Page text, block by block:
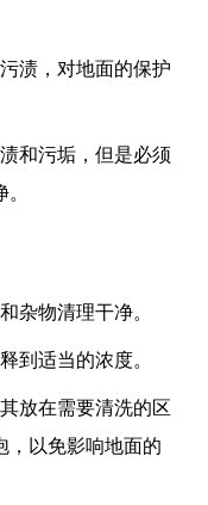
渍，对地面的保护
和污垢，但是必须
杂物清理干净。
到适当的浓度。
放在需要清洗的区
，以免影响地面的